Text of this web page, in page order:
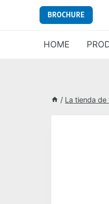
BROCHURE
HOME
/ La tienda de